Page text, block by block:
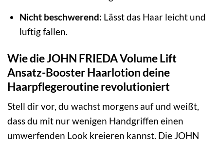
Nicht beschwerend: Lässt das Haar leicht und
luftig fallen.
Wie die JOHN FRIEDA Volume Lift
Ansatz-Booster Haarlotion deine
Haarpflegeroutine revolutioniert
Stell dir vor, du wachst morgens auf und weißt,
dass du mit nur wenigen Handgriffen einen
umwerfenden Look kreieren kannst. Die JOHN